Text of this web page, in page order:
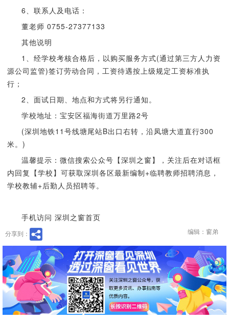
6、联系人及电话：
董老师 0755-27377133
其他说明
1、经学校考核合格后，以购买服务方式(通过第三方人力资
源公司监管)签订劳动合同，工资待遇按上级规定工资标准执
行；
2、面试日期、地点和方式将另行通知。
学校地址：宝安区福海街道万里路2号
(深圳地铁11号线塘尾站B出口右转，沿凤塘大道直行300
米。)
温馨提示：微信搜索公众号【深圳之窗】，关注后在对话框
内回复【学校】可获取深圳各区最新编制+临聘教师招聘消息，
学校教辅+后勤人员招聘等。
手机访问 深圳之窗首页
分享到： 编辑：窗弟